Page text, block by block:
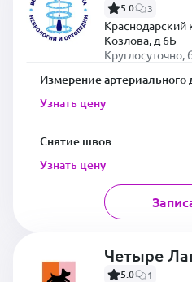
5.0 3
Краснодарский
Козлова, д 6Б
Измерение артериального
Узнать цену
Снятие швов
Узнать цену
Четыре
5.0 1